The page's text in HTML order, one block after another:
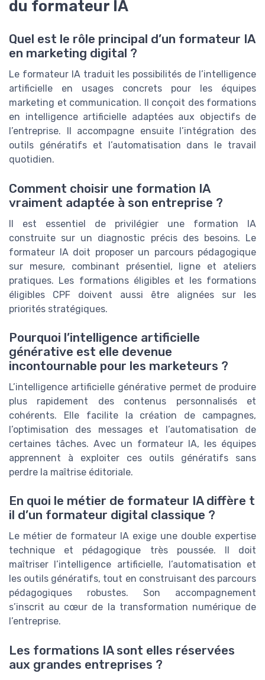
du formateur IA
Quel est le rôle principal d’un formateur IA
en marketing digital ?
Le formateur IA traduit les possibilités de l’intelligence
artificielle en usages concrets pour les équipes
marketing et communication. Il conçoit des formations
en intelligence artificielle adaptées aux objectifs de
l’entreprise. Il accompagne ensuite l’intégration des
outils génératifs et l’automatisation dans le travail
quotidien.
Comment choisir une formation IA
vraiment adaptée à son entreprise ?
Il est essentiel de privilégier une formation IA
construite sur un diagnostic précis des besoins. Le
formateur IA doit proposer un parcours pédagogique
sur mesure, combinant présentiel, ligne et ateliers
pratiques. Les formations éligibles et les formations
éligibles CPF doivent aussi être alignées sur les
priorités stratégiques.
Pourquoi l’intelligence artificielle
générative est elle devenue
incontournable pour les marketeurs ?
L’intelligence artificielle générative permet de produire
plus rapidement des contenus personnalisés et
cohérents. Elle facilite la création de campagnes,
l’optimisation des messages et l’automatisation de
certaines tâches. Avec un formateur IA, les équipes
apprennent à exploiter ces outils génératifs sans
perdre la maîtrise éditoriale.
En quoi le métier de formateur IA diffère t
il d’un formateur digital classique ?
Le métier de formateur IA exige une double expertise
technique et pédagogique très poussée. Il doit
maîtriser l’intelligence artificielle, l’automatisation et
les outils génératifs, tout en construisant des parcours
pédagogiques robustes. Son accompagnement
s’inscrit au cœur de la transformation numérique de
l’entreprise.
Les formations IA sont elles réservées
aux grandes entreprises ?